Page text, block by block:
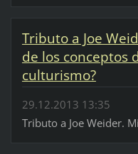
Tributo a Joe
de los conceptos
culturismo?
29.12.2013 13:35
Tributo a Joe Weider.